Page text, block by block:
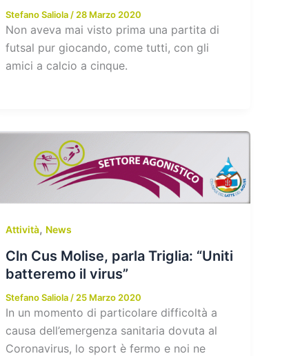
Stefano Saliola / 28 Marzo 2020
Non aveva mai visto prima una partita di
futsal pur giocando, come tutti, con gli
amici a calcio a cinque.
Attività, News
Cln Cus Molise, parla Triglia: “Uniti
batteremo il virus”
Stefano Saliola / 25 Marzo 2020
In un momento di particolare difficoltà a
causa dell’emergenza sanitaria dovuta al
Coronavirus, lo sport è fermo e noi ne